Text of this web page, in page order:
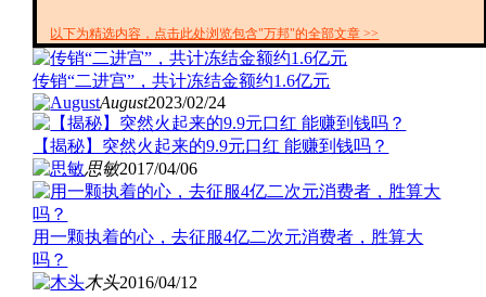
以下为精选内容，点击此处浏览包含"万邦"的全部文章 >>
传销“二进宫”，共计冻结金额约1.6亿元
August2023/02/24
【揭秘】突然火起来的9.9元口红 能赚到钱吗？
思敏2017/04/06
用一颗执着的心，去征服4亿二次元消费者，胜算大
吗？
木头2016/04/12